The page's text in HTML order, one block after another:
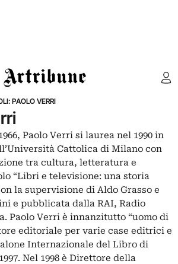
Artribune
PAOLO VERRI
Paolo Verri si laurea nel 1990 in
Cattolica di Milano con
tra cultura, letteratura e
“Libri e televisione: una storia
la supervisione di Aldo Grasso e
e pubblicata dalla RAI, Radio
Paolo Verri è innanzitutto “uomo di
editoriale per varie case editrici e
Internazionale del Libro di
Nel 1998 è Direttore della